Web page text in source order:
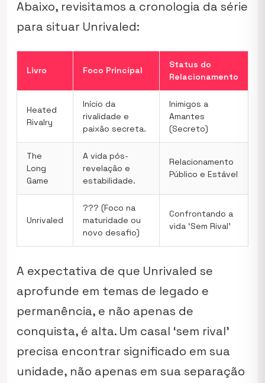
Abaixo, revisitamos a cronologia da série
para situar Unrivaled:
Livro Foco Principal
Status do
Relacionamento
Heated
Rivalry
Início da
rivalidade e
paixão secreta.
Inimigos a
Amantes
(Secreto)
The
Long
Game
A vida pós-
revelação e
estabilidade.
Relacionamento
Público e Estável
Unrivaled
??? (Foco na
maturidade ou
novo desafio)
Confrontando a
vida ‘Sem Rival’
A expectativa de que Unrivaled se
aprofunde em temas de legado e
permanência, e não apenas de
conquista, é alta. Um casal ‘sem rival’
precisa encontrar significado em sua
unidade, não apenas em sua separação